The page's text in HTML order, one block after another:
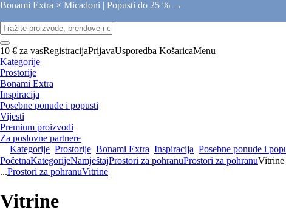
Bonami Extra × Micadoni | Popusti do 25 % →
10 € za vasRegistracijaPrijavaUsporedba KošaricaMenu
Kategorije
Prostorije
Bonami Extra
Inspiracija
Posebne ponude i popusti
Vijesti
Premium proizvodi
Za poslovne partnere
Kategorije Prostorije Bonami Extra Inspiracija Posebne ponude i
PočetnaKategorijeNamještajProstori za pohranuProstori za pohranuVitrine
...Prostori za pohranuVitrine
Vitrine